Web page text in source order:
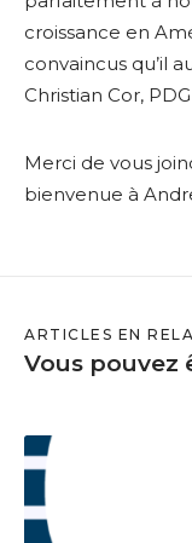
croissance en
convaincus qu’il
Christian Cor,
Merci de vous
bienvenue à
ARTICLES EN
Vous pouvez
S
a